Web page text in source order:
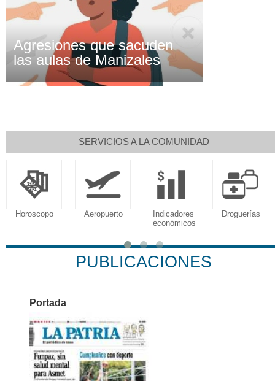
Agresiones que sacuden
las aulas de Manizales
SERVICIOS A LA COMUNIDAD
Aeropuerto
Indicadores
Droguerías Notarías
PUBLICACIONES
Portada